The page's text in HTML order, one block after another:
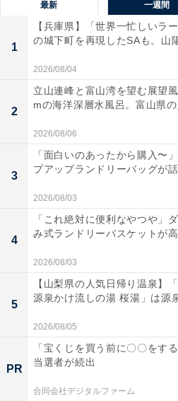
最新 一週間
1
【兵庫県】「世界一忙しいラ
の城下町を再現したSAも。山
2026/08/04
2
立山連峰と富山湾を望む展望
mの海洋深層水風呂。富山県
2026/08/06
3
「面白いのあったから購入〜
プアップランドリーバッグが
2026/08/03
4
「これ絶対に便利なやつや」
み式ランドリーバスケットが
2026/08/03
5
【山梨県の人気日帰り温泉】
源泉かけ流しの湯 桜湯」は源
2026/08/05
PR
「宝くじを買う前に〇〇をす
当選者が続出
合同会社デジタルファーム